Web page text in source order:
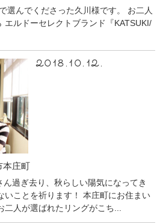
選んでくださった久川様です。 お二人
エルドーセレクトブランド『KATSUKI/
2018.10.12.
本庄町
過ぎ去り、秋らしい陽気になってき
いことを祈ります！ 本庄町にお住まい
人が選ばれたリングがこち...